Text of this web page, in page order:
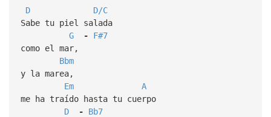
D
D/C
Sabe tu piel salada
G
-
F#7
como el mar,
Bbm
y la marea,
Em
A
me ha traído hasta tu cuerpo
D
-
Bb7